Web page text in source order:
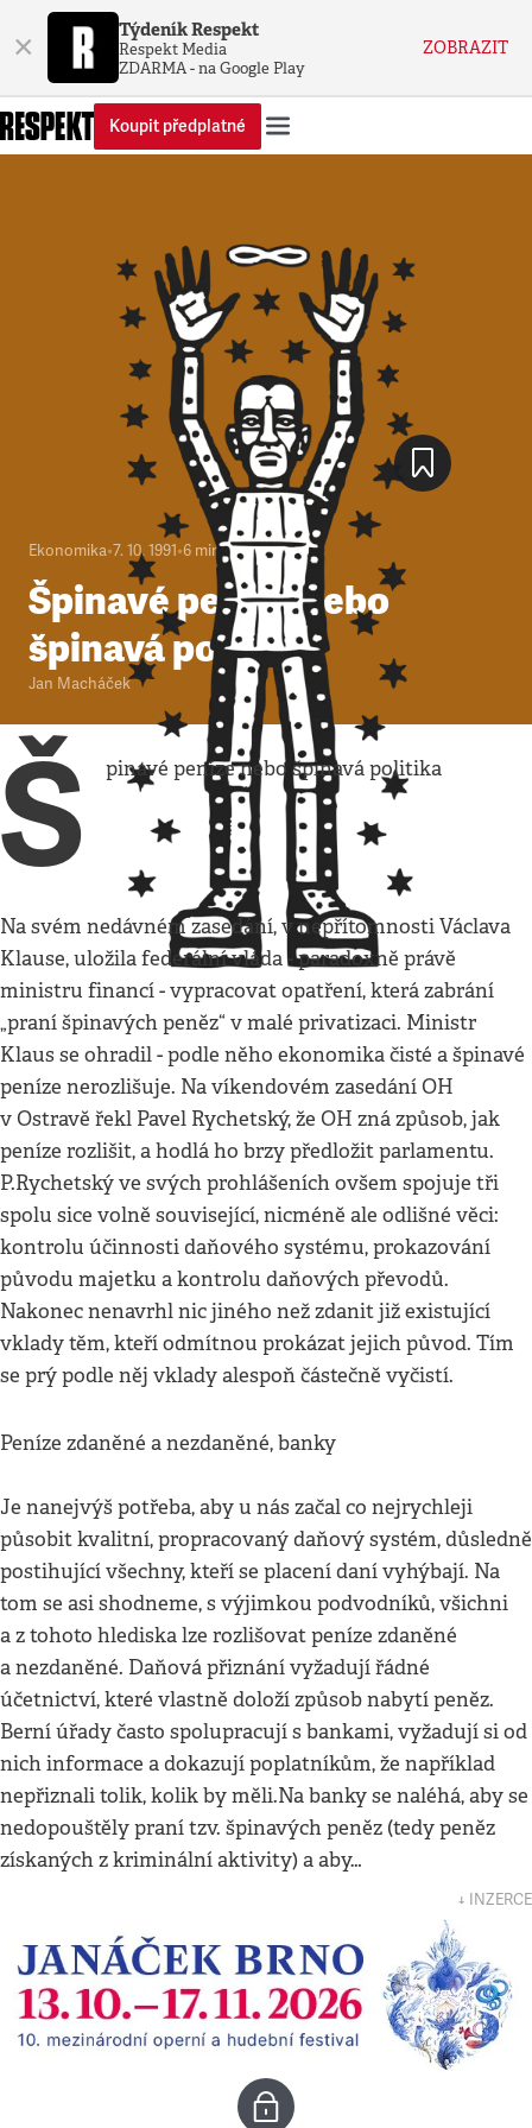
× Týdeník Respekt
Respekt Media
ZDARMA - na Google Play
ZOBRAZIT
Koupit předplatné
Ekonomika•7. 10. 1991•6 minut
Špinavé peníze nebo
špinavá politika
Jan Macháček
Š pinavé peníze nebo špinavá politika
Na svém nedávném zasedání, v nepřítomnosti Václava
Klause, uložila federální vláda - paradoxně právě
ministru financí - vypracovat opatření, která zabrání
„praní špinavých peněz“ v malé privatizaci. Ministr
Klaus se ohradil - podle něho ekonomika čisté a špinavé
peníze nerozlišuje. Na víkendovém zasedání OH
v Ostravě řekl Pavel Rychetský, že OH zná způsob, jak
peníze rozlišit, a hodlá ho brzy předložit parlamentu.
P.Rychetský ve svých prohlášeních ovšem spojuje tři
spolu sice volně související, nicméně ale odlišné věci:
kontrolu účinnosti daňového systému, prokazování
původu majetku a kontrolu daňových převodů.
Nakonec nenavrhl nic jiného než zdanit již existující
vklady těm, kteří odmítnou prokázat jejich původ. Tím
se prý podle něj vklady alespoň částečně vyčistí.
Peníze zdaněné a nezdaněné, banky
Je nanejvýš potřeba, aby u nás začal co nejrychleji
působit kvalitní, propracovaný daňový systém, důsledně
postihující všechny, kteří se placení daní vyhýbají. Na
tom se asi shodneme, s výjimkou podvodníků, všichni
a z tohoto hlediska lze rozlišovat peníze zdaněné
a nezdaněné. Daňová přiznání vyžadují řádné
účetnictví, které vlastně doloží způsob nabytí peněz.
Berní úřady často spolupracují s bankami, vyžadují si od
nich informace a dokazují poplatníkům, že například
nepřiznali tolik, kolik by měli.Na banky se naléhá, aby se
nedopouštěly praní tzv. špinavých peněz (tedy peněz
získaných z kriminální aktivity) a aby…
↓ INZERCE